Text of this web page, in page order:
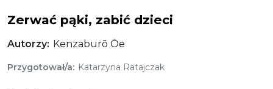
Zerwać pąki, zabić dzieci
Autorzy Kenzaburō Ōe
Przygotował/a Katarzyna Ratajczak